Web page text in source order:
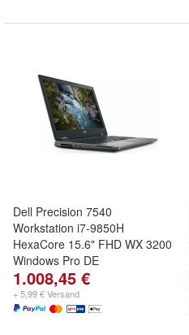
Dell Precision 7540
Workstation i7-9850H
HexaCore 15.6" FHD WX 3200
Windows Pro DE
1.008,45 €
+ 5,99 € Versand